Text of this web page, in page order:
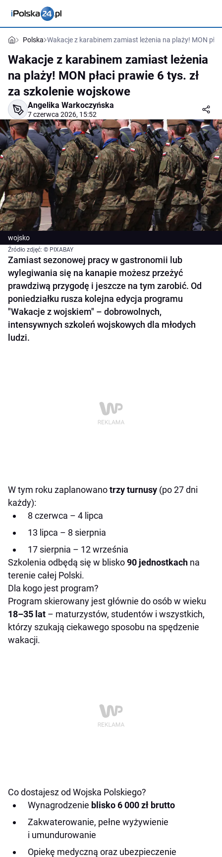
Polska Wakacje z karabinem zamiast leżenia na plaży! MON
Wakacje z karabinem zamiast leżenia
na plaży! MON płaci prawie 6 tys. zł
za szkolenie wojskowe
Angelika Warkoczyńska
7 czerwca 2026, 15:52
wojsko
Źródło zdjęć: © PIXABAY
Zamiast sezonowej pracy w gastronomii lub
wylegiwania się na kanapie możesz przeżyć
prawdziwą przygodę i jeszcze na tym zarobić. Od
poniedziałku rusza kolejna edycja programu
"Wakacje z wojskiem" – dobrowolnych,
intensywnych szkoleń wojskowych dla młodych
ludzi.
W tym roku zaplanowanotrzy turnusy (po 27 dni
każdy):
8 czerwca – 4 lipca
13 lipca – 8 sierpnia
17 sierpnia – 12 września
Szkolenia odbędą się w blisko90 jednostkach na
terenie całej Polski.
Dla kogo jest program?
Program skierowany jest głównie do osób w wieku
18–35 lat – maturzystów, studentów i wszystkich,
którzy szukają ciekawego sposobu na spędzenie
wakacji.
Co dostajesz od Wojska Polskiego?
Wynagrodzenie blisko 6 000 zł brutto
Zakwaterowanie, pełne wyżywienie
i umundurowanie
Opiekę medyczną oraz ubezpieczenie